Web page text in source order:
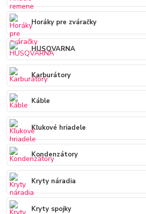
Horáky pre zváračky
HUSQVARNA
Karburátory
Káble
Kľukové hriadele
Kondenzátory
Kryty náradia
Kryty spojky